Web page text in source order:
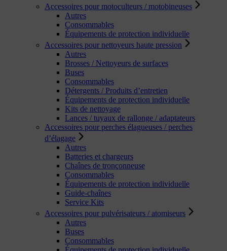
Accessoires pour motoculteurs / motobineuses
Autres
Consommables
Équipements de protection individuelle
Accessoires pour nettoyeurs haute pression
Autres
Brosses / Nettoyeurs de surfaces
Buses
Consommables
Détergents / Produits d’entretien
Équipements de protection individuelle
Kits de nettoyage
Lances / tuyaux de rallonge / adaptateurs
Accessoires pour perches élagueuses / perches
d’élagage
Autres
Batteries et chargeurs
Chaînes de tronçonneuse
Consommables
Équipements de protection individuelle
Guide-chaînes
Service Kits
Accessoires pour pulvérisateurs / atomiseurs
Autres
Buses
Consommables